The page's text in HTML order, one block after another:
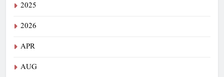
2025
2026
APR
AUG